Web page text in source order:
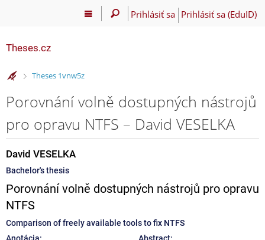
Prihlásiť sa Prihlásiť sa (EduID)
Theses.cz
>
Theses 1vnw5z
Porovnání volně dostupných nástrojů
pro opravu NTFS – David VESELKA
David VESELKA
Bachelor's thesis
Porovnání volně dostupných nástrojů pro opravu
NTFS
Comparison of freely available tools to fix NTFS
Anotácia:
Abstract: